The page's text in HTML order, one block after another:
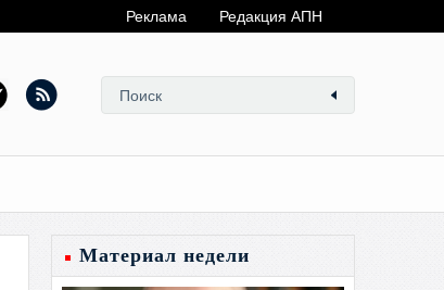
Реклама Редакция АПН
Материал недели